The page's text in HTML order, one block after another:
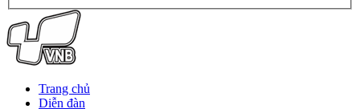
Trang chủ
Diễn đàn